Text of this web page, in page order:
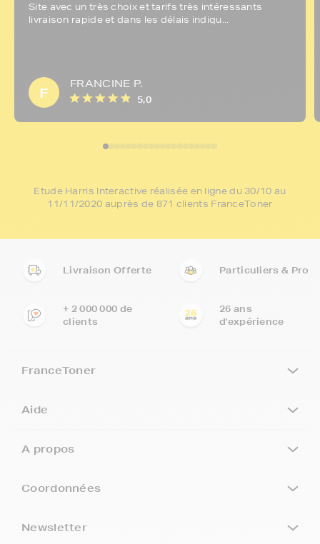
Site avec un très choix et tarifs très intéressants
livraison rapide et dans les délais indiqu...
F
FRANCINE P.
5,0
Etude Harris Interactive réalisée en ligne du 30/10 au
11/11/2020 auprès de 871 clients FranceToner
Livraison Offerte Particuliers & Pro
+ 2 000 000 de
clients
26 ans
d'expérience
FranceToner
Aide
A propos
Coordonnées
Newsletter